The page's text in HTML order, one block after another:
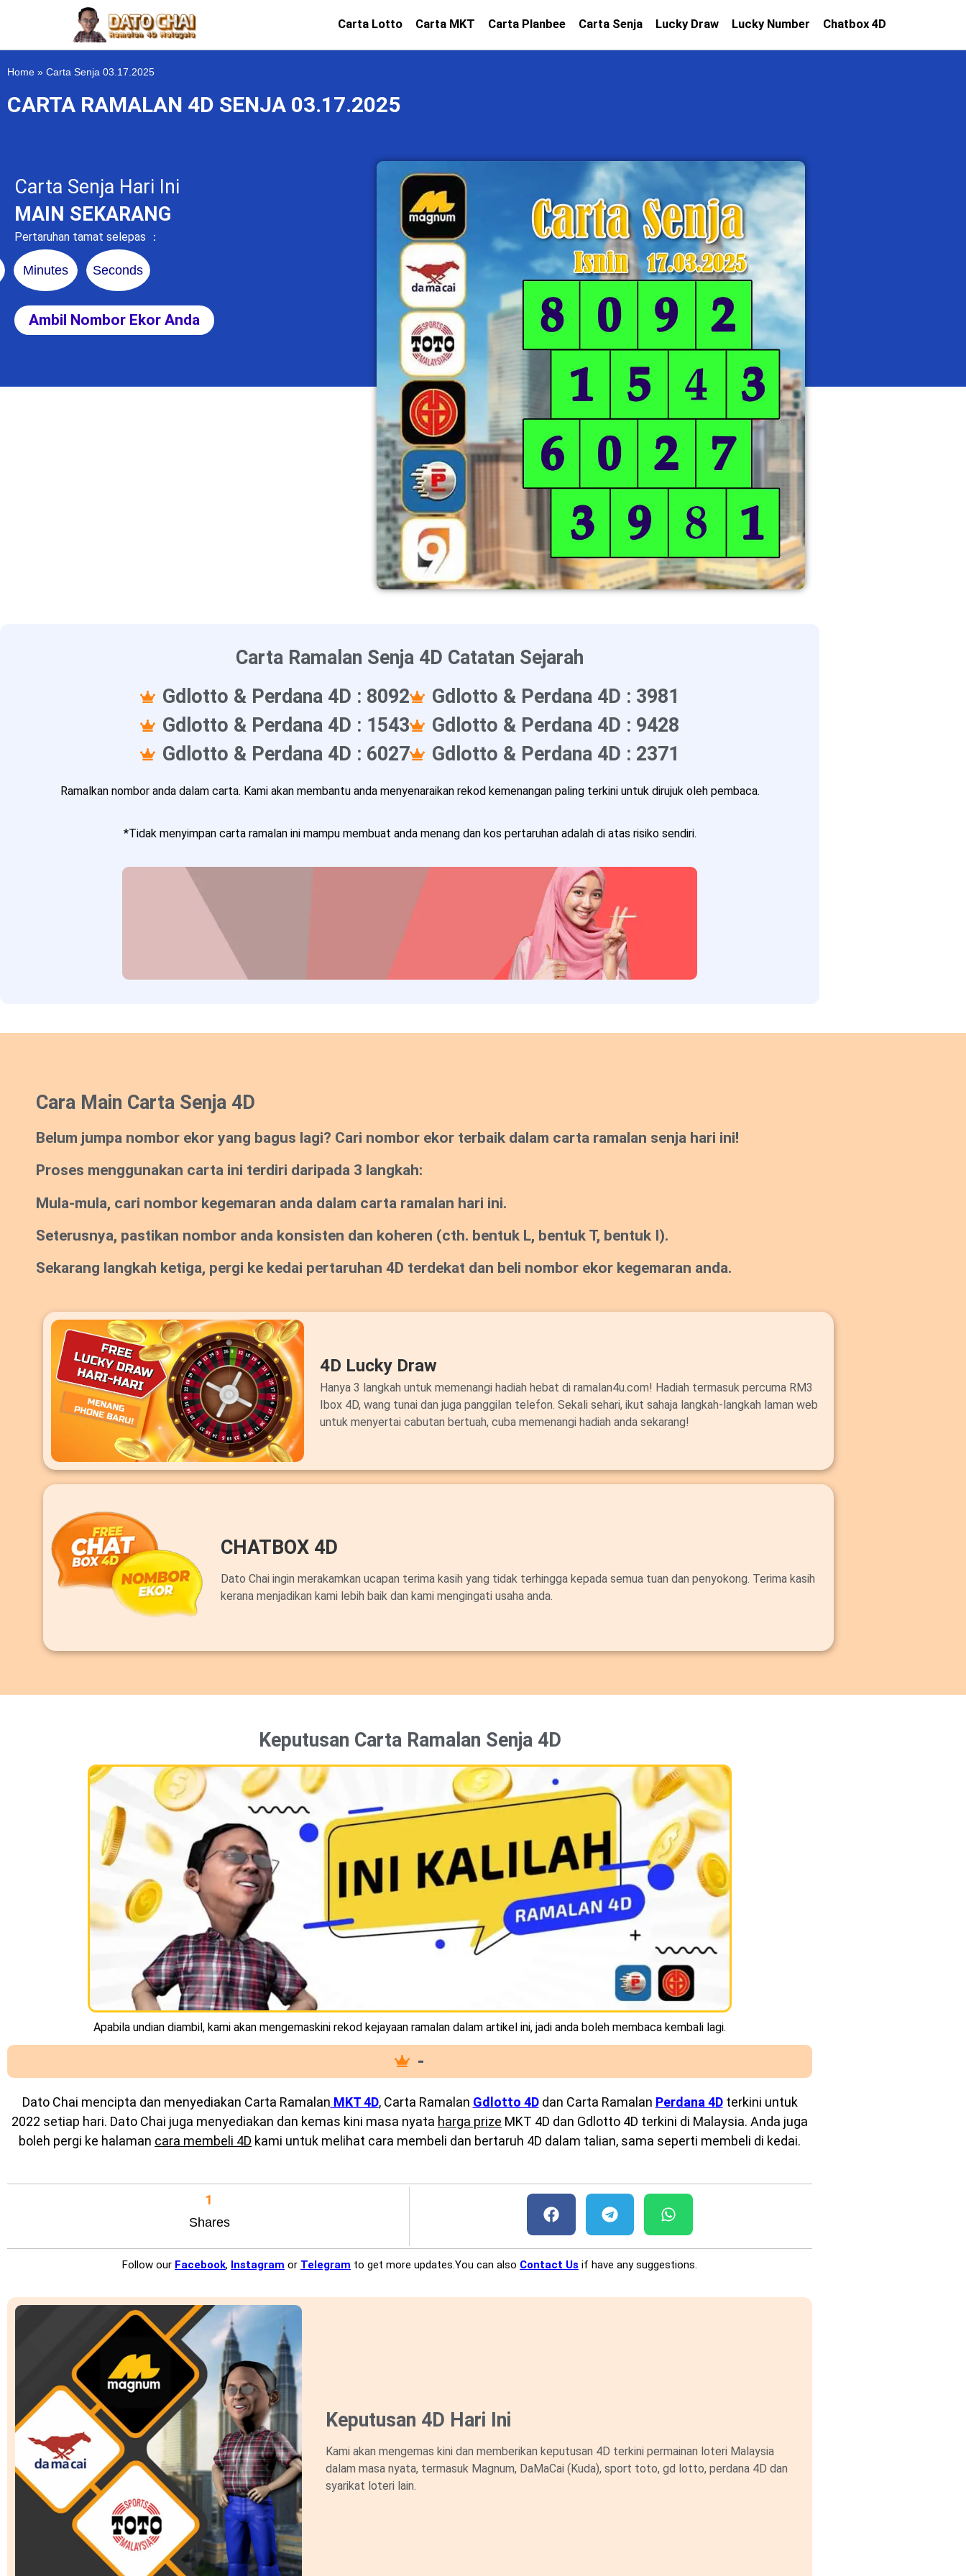
Carta Lotto Carta MKT Carta Planbee Carta Senja Lucky Draw Lucky Number Chatbox 4D
Home » Carta Senja 03.17.2025
CARTA RAMALAN 4D SENJA 03.17.2025
Carta Senja Hari Ini
MAIN SEKARANG
Pertaruhan tamat selepas ：
Minutes Seconds
Ambil Nombor Ekor Anda
Carta Ramalan Senja 4D Catatan Sejarah
Gdlotto & Perdana 4D : 8092
Gdlotto & Perdana 4D : 3981
Gdlotto & Perdana 4D : 1543
Gdlotto & Perdana 4D : 9428
Gdlotto & Perdana 4D : 6027
Gdlotto & Perdana 4D : 2371
Ramalkan nombor anda dalam carta. Kami akan membantu anda menyenaraikan rekod kemenangan paling terkini untuk dirujuk oleh pembaca.
*Tidak menyimpan carta ramalan ini mampu membuat anda menang dan kos pertaruhan adalah di atas risiko sendiri.
Cara Main Carta Senja 4D
Belum jumpa nombor ekor yang bagus lagi? Cari nombor ekor terbaik dalam carta ramalan senja hari ini!
Proses menggunakan carta ini terdiri daripada 3 langkah:
Mula-mula, cari nombor kegemaran anda dalam carta ramalan hari ini.
Seterusnya, pastikan nombor anda konsisten dan koheren (cth. bentuk L, bentuk T, bentuk I).
Sekarang langkah ketiga, pergi ke kedai pertaruhan 4D terdekat dan beli nombor ekor kegemaran anda.
4D Lucky Draw
Hanya 3 langkah untuk memenangi hadiah hebat di ramalan4u.com! Hadiah termasuk percuma RM3
Ibox 4D, wang tunai dan juga panggilan telefon. Sekali sehari, ikut sahaja langkah-langkah laman web
untuk menyertai cabutan bertuah, cuba memenangi hadiah anda sekarang!
CHATBOX 4D
Dato Chai ingin merakamkan ucapan terima kasih yang tidak terhingga kepada semua tuan dan penyokong. Terima kasih
kerana menjadikan kami lebih baik dan kami mengingati usaha anda.
Keputusan Carta Ramalan Senja 4D
Apabila undian diambil, kami akan mengemaskini rekod kejayaan ramalan dalam artikel ini, jadi anda boleh membaca kembali lagi.
-
Dato Chai mencipta dan menyediakan Carta Ramalan MKT 4D, Carta Ramalan Gdlotto 4Ddan Carta Ramalan Perdana 4Dterkini untuk
2022 setiap hari. Dato Chai juga menyediakan dan kemas kini masa nyata harga prize MKT 4D dan Gdlotto 4D terkini di Malaysia. Anda juga
boleh pergi ke halaman cara membeli 4D kami untuk melihat cara membeli dan bertaruh 4D dalam talian, sama seperti membeli di kedai.
Shares
1
Follow our Facebook, Instagram or Telegram to get more updates.You can also Contact Us if have any suggestions.
Keputusan 4D Hari Ini
Kami akan mengemas kini dan memberikan keputusan 4D terkini permainan loteri Malaysia
dalam masa nyata, termasuk Magnum, DaMaCai (Kuda), sport toto, gd lotto, perdana 4D dan
syarikat loteri lain.